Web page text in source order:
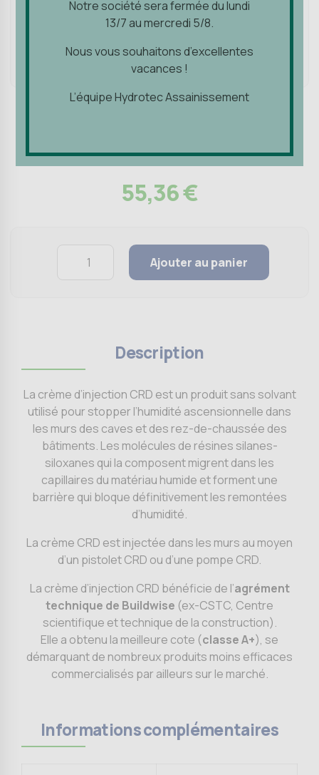
Crème CRD
55,36€
Ajouter au panier
Description
La crème d’injection CRD est un produit sans solvant
utilisé pour stopper l’humidité ascensionnelle dans
les murs des caves et des rez-de-chaussée des
bâtiments. Les molécules de résines silanes-
siloxanes qui la composent migrent dans les
capillaires du matériau humide et forment une
barrière qui bloque définitivement les remontées
d’humidité.
La crème CRD est injectée dans les murs au moyen
d’un pistolet CRD ou d’une pompe CRD.
La crème d’injection CRD bénéficie de l’agrément
technique de Buildwise (ex-CSTC, Centre
scientifique et technique de la construction).
Elle a obtenu la meilleure cote (classe A+), se
démarquant de nombreux produits moins efficaces
commercialisés par ailleurs sur le marché.
Informations complémentaires
13/7 au mercredi 5/8.
Nous vous souhaitons d’excellentes
vacances !
L’équipe Hydrotec Assainissement
Notre société sera fermée du lundi
13/7 au mercredi 5/8.
Nous vous souhaitons d’excellentes
vacances !
L’équipe Hydrotec Assainissement